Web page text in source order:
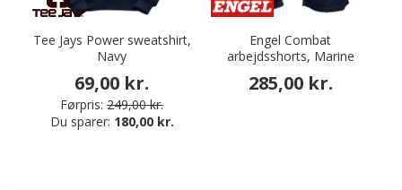
Tee Jays Power sweatshirt,
Navy
69,00 kr.
Førpris: 249,00 kr.
Du sparer: 180,00 kr.
Engel Combat
arbejdsshorts, Marine
285,00 kr.